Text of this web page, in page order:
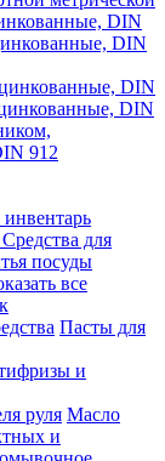
DIN
DIN
DIN
DIN
912
Средства для
посуды
все
Пасты для
и
руля Масло
и